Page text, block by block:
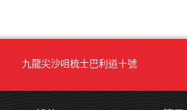
九龍尖沙咀梳士巴利道十號